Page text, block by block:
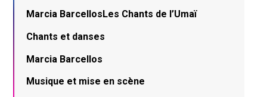
Marcia BarcellosLes Chants de l’Umaï
Chants et danses
Marcia Barcellos
Musique et mise en scène